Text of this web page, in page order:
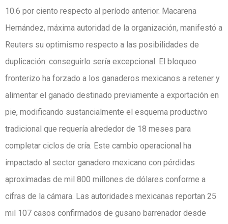
10.6 por ciento respecto al período anterior. Macarena
Hernández, máxima autoridad de la organización, manifestó a
Reuters su optimismo respecto a las posibilidades de
duplicación: conseguirlo sería excepcional. El bloqueo
fronterizo ha forzado a los ganaderos mexicanos a retener y
alimentar el ganado destinado previamente a exportación en
pie, modificando sustancialmente el esquema productivo
tradicional que requería alrededor de 18 meses para
completar ciclos de cría. Este cambio operacional ha
impactado al sector ganadero mexicano con pérdidas
aproximadas de mil 800 millones de dólares conforme a
cifras de la cámara. Las autoridades mexicanas reportan 25
mil 107 casos confirmados de gusano barrenador desde